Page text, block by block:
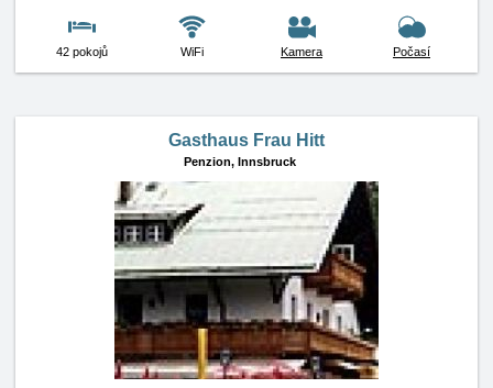
42 pokojů WiFi Kamera Počasí
Gasthaus Frau Hitt
Penzion, Innsbruck